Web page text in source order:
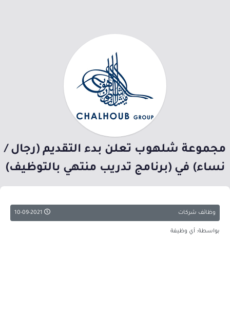
مجموعة شلهوب تعلن بدء التقديم (رجال /
نساء) في (برنامج تدريب منتهي بالتوظيف)
وظائف شركات
بواسطة: أي وظيفة